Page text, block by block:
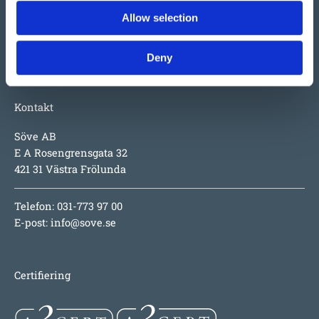
Allow selection
Deny
inspirerande utmaningar för barnen, hög säkerhet och
numera även design i toppklass.
Kontakt
Söve AB
E A Rosengrensgata 32
421 31 Västra Frölunda
Telefon: 031-773 97 00
E-post: info@sove.se
Certifiering